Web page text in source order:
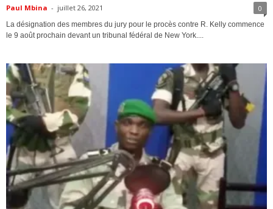
Paul Mbina - juillet 26, 2021 0
La désignation des membres du jury pour le procès contre R. Kelly commence
le 9 août prochain devant un tribunal fédéral de New York....